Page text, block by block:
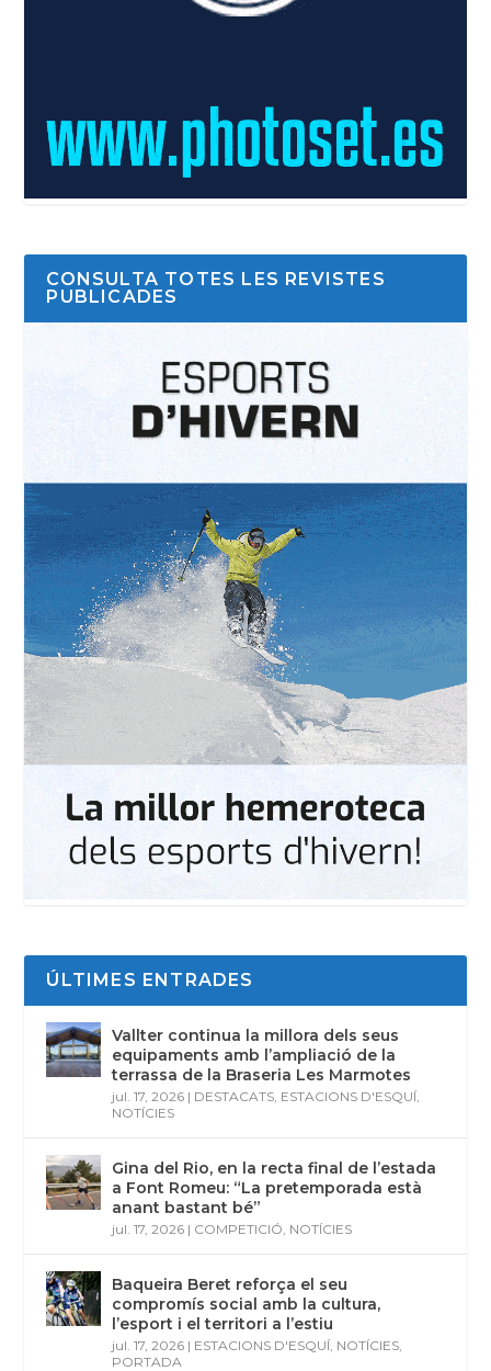
CONSULTA TOTES LES REVISTES
PUBLICADES
ÚLTIMES ENTRADES
Vallter continua la millora dels seus
equipaments amb l’ampliació de la
terrassa de la Braseria Les Marmotes
jul. 17, 2026 | DESTACATS ESTACIONS D'ESQUÍ
NOTÍCIES
Gina del Rio, en la recta final de l’estada
a Font Romeu: “La pretemporada està
anant bastant bé”
jul. 17, 2026 | COMPETICIÓ NOTÍCIES
Baqueira Beret reforça el seu
compromís social amb la cultura,
l’esport i el territori a l’estiu
jul. 17, 2026 | ESTACIONS D'ESQUÍ NOTÍCIES
PORTADA